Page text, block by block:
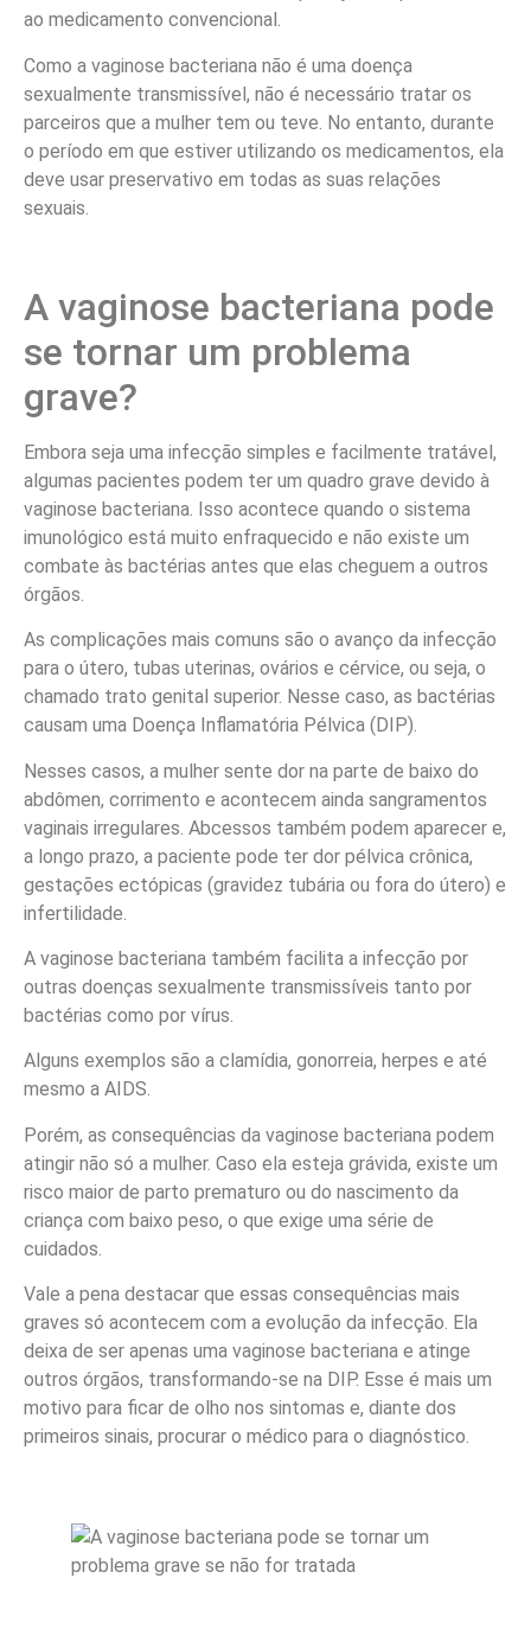
ao medicamento convencional.
Como a vaginose bacteriana não é uma doença
sexualmente transmissível, não é necessário tratar os
parceiros que a mulher tem ou teve. No entanto, durante
o período em que estiver utilizando os medicamentos, ela
deve usar preservativo em todas as suas relações
sexuais.
A vaginose bacteriana pode
se tornar um problema
grave?
Embora seja uma infecção simples e facilmente tratável,
algumas pacientes podem ter um quadro grave devido à
vaginose bacteriana. Isso acontece quando o sistema
imunológico está muito enfraquecido e não existe um
combate às bactérias antes que elas cheguem a outros
órgãos.
As complicações mais comuns são o avanço da infecção
para o útero, tubas uterinas, ovários e cérvice, ou seja, o
chamado trato genital superior. Nesse caso, as bactérias
causam uma Doença Inflamatória Pélvica (DIP).
Nesses casos, a mulher sente dor na parte de baixo do
abdômen, corrimento e acontecem ainda sangramentos
vaginais irregulares. Abcessos também podem aparecer e,
a longo prazo, a paciente pode ter dor pélvica crônica,
gestações ectópicas (gravidez tubária ou fora do útero) e
infertilidade.
A vaginose bacteriana também facilita a infecção por
outras doenças sexualmente transmissíveis tanto por
bactérias como por vírus.
Alguns exemplos são a clamídia, gonorreia, herpes e até
mesmo a AIDS.
Porém, as consequências da vaginose bacteriana podem
atingir não só a mulher. Caso ela esteja grávida, existe um
risco maior de parto prematuro ou do nascimento da
criança com baixo peso, o que exige uma série de
cuidados.
Vale a pena destacar que essas consequências mais
graves só acontecem com a evolução da infecção. Ela
deixa de ser apenas uma vaginose bacteriana e atinge
outros órgãos, transformando-se na DIP. Esse é mais um
motivo para ficar de olho nos sintomas e, diante dos
primeiros sinais, procurar o médico para o diagnóstico.